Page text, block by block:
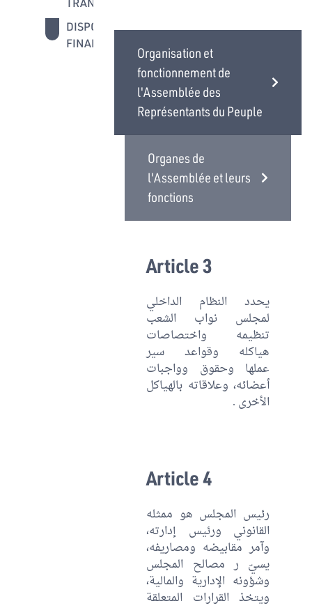
DISPOSITIONS
FINALES
35
Organisation et
fonctionnement de
l'Assemblée des
Représentants du Peuple
Organes de
l'Assemblée et leurs
fonctions
Article 3
يحدد النظام الداخلي
لمجلس نواب الشعب
تنظيمه واختصاصات
هياكله وقواعد سير
عملها وحقوق وواجبات
أعضائه، وعلاقاته بالهياكل
الأخرى .
Article 4
رئيس المجلس هو ممثله
القانوني ورئيس إدارته،
وآمر مقابيضه ومصاريفه،
يسيّ ر مصالح المجلس
وشؤونه الإدارية والمالية،
ويتخذ القرارات المتعلقة